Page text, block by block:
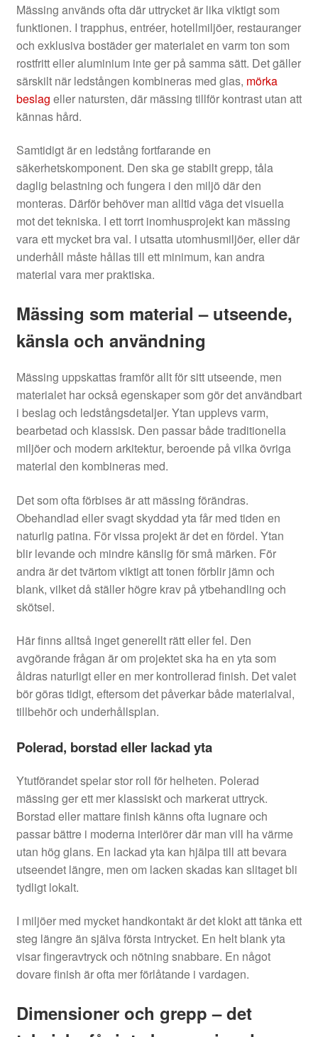
Mässing används ofta där uttrycket är lika viktigt som
funktionen. I trapphus, entréer, hotellmiljöer, restauranger
och exklusiva bostäder ger materialet en varm ton som
rostfritt eller aluminium inte ger på samma sätt. Det gäller
särskilt när ledstången kombineras med glas, mörka
beslag eller natursten, där mässing tillför kontrast utan att
kännas hård.
Samtidigt är en ledstång fortfarande en
säkerhetskomponent. Den ska ge stabilt grepp, tåla
daglig belastning och fungera i den miljö där den
monteras. Därför behöver man alltid väga det visuella
mot det tekniska. I ett torrt inomhusprojekt kan mässing
vara ett mycket bra val. I utsatta utomhusmiljöer, eller där
underhåll måste hållas till ett minimum, kan andra
material vara mer praktiska.
Mässing som material – utseende,
känsla och användning
Mässing uppskattas framför allt för sitt utseende, men
materialet har också egenskaper som gör det användbart
i beslag och ledstångsdetaljer. Ytan upplevs varm,
bearbetad och klassisk. Den passar både traditionella
miljöer och modern arkitektur, beroende på vilka övriga
material den kombineras med.
Det som ofta förbises är att mässing förändras.
Obehandlad eller svagt skyddad yta får med tiden en
naturlig patina. För vissa projekt är det en fördel. Ytan
blir levande och mindre känslig för små märken. För
andra är det tvärtom viktigt att tonen förblir jämn och
blank, vilket då ställer högre krav på ytbehandling och
skötsel.
Här finns alltså inget generellt rätt eller fel. Den
avgörande frågan är om projektet ska ha en yta som
åldras naturligt eller en mer kontrollerad finish. Det valet
bör göras tidigt, eftersom det påverkar både materialval,
tillbehör och underhållsplan.
Polerad, borstad eller lackad yta
Ytutförandet spelar stor roll för helheten. Polerad
mässing ger ett mer klassiskt och markerat uttryck.
Borstad eller mattare finish känns ofta lugnare och
passar bättre i moderna interiörer där man vill ha värme
utan hög glans. En lackad yta kan hjälpa till att bevara
utseendet längre, men om lacken skadas kan slitaget bli
tydligt lokalt.
I miljöer med mycket handkontakt är det klokt att tänka ett
steg längre än själva första intrycket. En helt blank yta
visar fingeravtryck och nötning snabbare. En något
dovare finish är ofta mer förlåtande i vardagen.
Dimensioner och grepp – det